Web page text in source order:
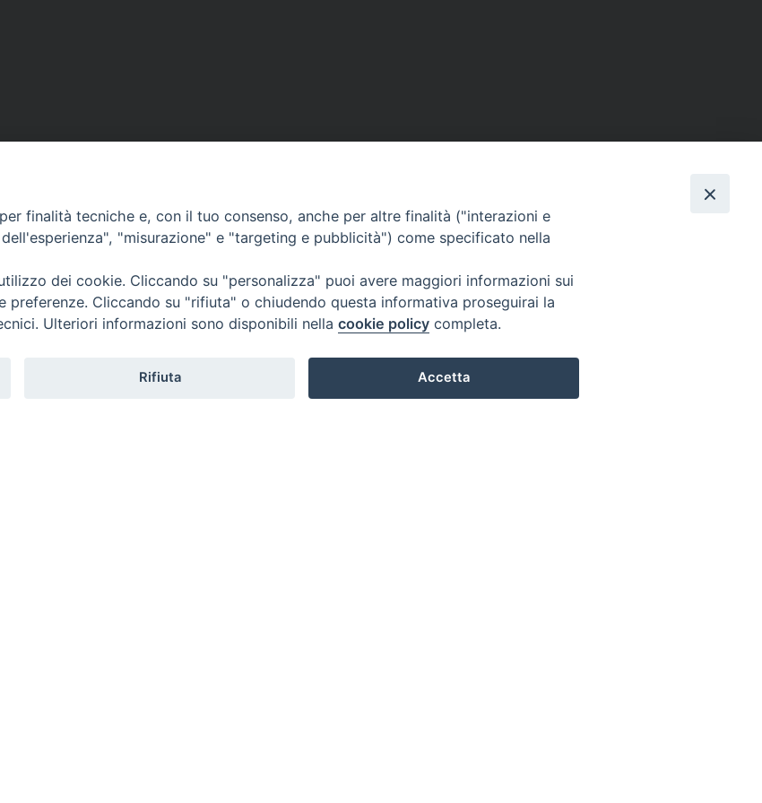
finalità tecniche e, con il tuo consenso, anche per altre finalità ("interazioni e
"misurazione" e "targeting e pubblicità") come specificato nella
dei cookie. Cliccando su "personalizza" puoi avere maggiori informazioni sui
preferenze. Cliccando su "rifiuta" o chiudendo questa informativa proseguirai la
Ulteriori informazioni sono disponibili nella cookie policy completa.
Rifiuta Accetta